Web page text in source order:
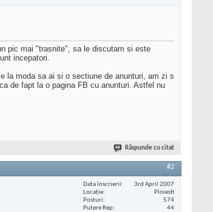
pic mai "trasnite", sa le discutam si este
incepatori.
la moda sa ai si o sectiune de anunturi, am zi s
de fapt la o pagina FB cu anunturi. Astfel nu
Răspunde cu citat
#2
Data înscrierii
3rd April 2007
Locaţie
Ploiesti
Posturi
574
Putere Rep
44